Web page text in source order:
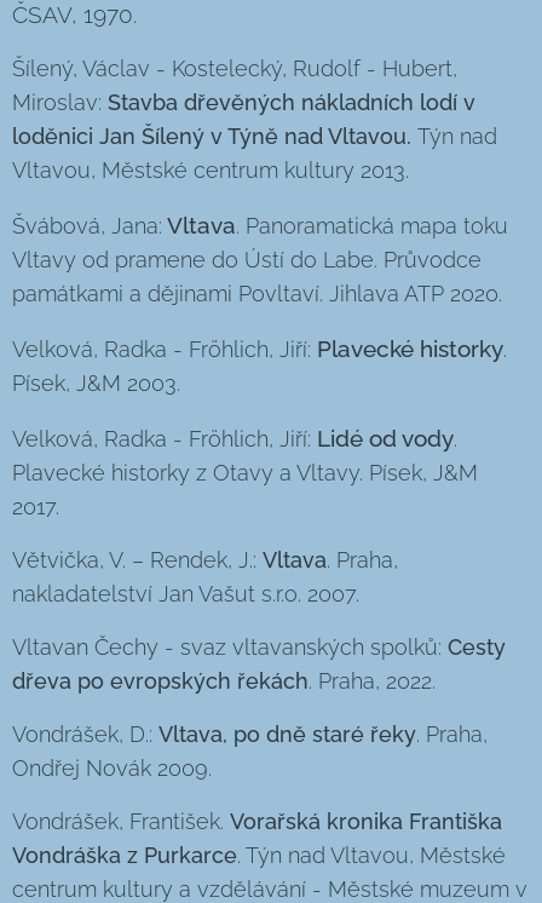
ČSAV, 1970.
Šílený, Václav - Kostelecký, Rudolf - Hubert,
Miroslav: Stavba dřevěných nákladních lodí v
loděnici Jan Šílený v Týně nad Vltavou. Týn nad
Vltavou, Městské centrum kultury 2013.
Švábová, Jana: Vltava. Panoramatická mapa toku
Vltavy od pramene do Ústí do Labe. Průvodce
památkami a dějinami Povltaví. Jihlava ATP 2020.
Velková, Radka - Fröhlich, Jiří: Plavecké historky.
Písek, J&M 2003.
Velková, Radka - Fröhlich, Jiří: Lidé od vody.
Plavecké historky z Otavy a Vltavy. Písek, J&M
2017.
Větvička, V. – Rendek, J.: Vltava. Praha,
nakladatelství Jan Vašut s.r.o. 2007.
Vltavan Čechy - svaz vltavanských spolků: Cesty
dřeva po evropských řekách. Praha, 2022.
Vondrášek, D.: Vltava, po dně staré řeky. Praha,
Ondřej Novák 2009.
Vondrášek, František. Vorařská kronika Františka
Vondráška z Purkarce. Týn nad Vltavou, Městské
centrum kultury a vzdělávání - Městské muzeum v